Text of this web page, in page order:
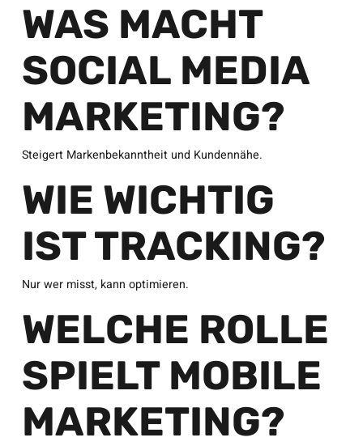
WAS MACHT
SOCIAL MEDIA
MARKETING?
Steigert Markenbekanntheit und Kundennähe.
WIE WICHTIG
IST TRACKING?
Nur wer misst, kann optimieren.
WELCHE ROLLE
SPIELT MOBILE
MARKETING?